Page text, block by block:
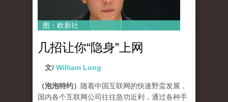
图：欧新社
几招让你“隐身”上网
文/ William Long
（泡泡特约） 随着中国互联网的快速野蛮发展，
国内各个互联网公司往往急功近利，通过各种手